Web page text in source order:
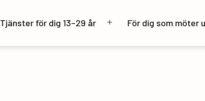
Tjänster för dig 13–29 år
ÖppnaFör dig som möter